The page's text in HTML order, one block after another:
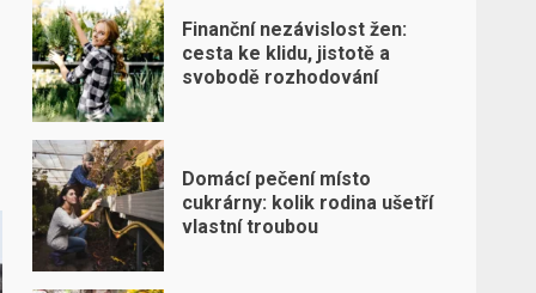
Finanční nezávislost žen:
cesta ke klidu, jistotě a
svobodě rozhodování
Domácí pečení místo
cukrárny: kolik rodina ušetří
vlastní troubou